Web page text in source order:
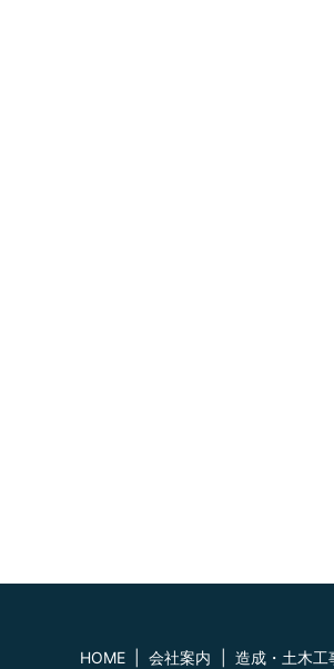
HOME 会社案内 造成・土木工